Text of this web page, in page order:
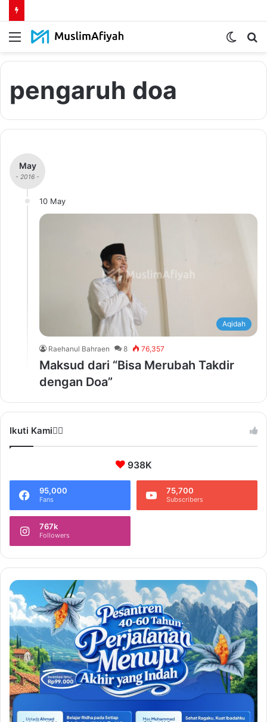
Menu
Switch
pengaruh doa
May
- 2016 -
10 May
Aqidah
Raehanul Bahraen 8 76,357
Maksud dari “Bisa Merubah Takdir
dengan Doa”
Ikuti Kami❤️‍🔥
938K
95,000
Fans
75,700
Subscribers
767k
Followers